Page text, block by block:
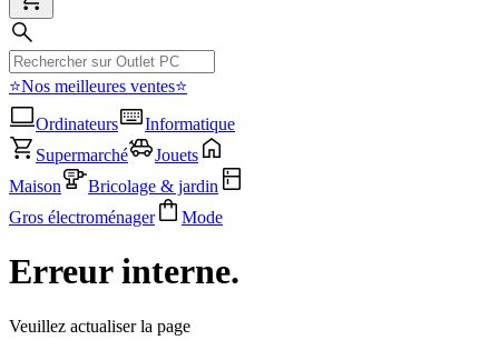
⭐Nos meilleures ventes⭐
Ordinateurs
Informatique
Supermarché
Jouets
Maison
Bricolage & jardin
Gros électroménager
Mode
Erreur interne.
Veuillez actualiser la page